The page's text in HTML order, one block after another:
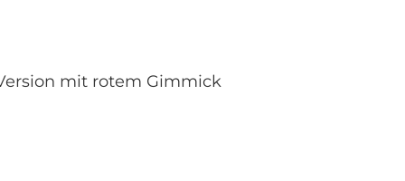
mit rotem Gimmick